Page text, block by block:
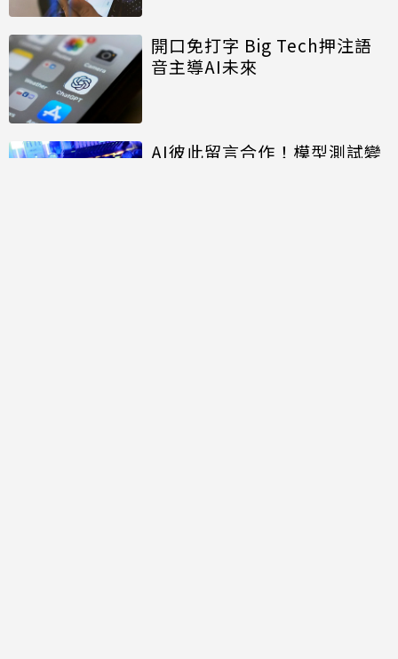
開口免打字 Big Tech押注語
音主導AI未來
AI彼此留言合作！模型測試變